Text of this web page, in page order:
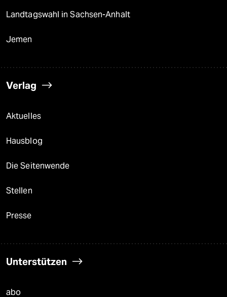
Landtagswahl in Sachsen-Anhalt
Jemen
Verlag
Aktuelles
Hausblog
Die Seitenwende
Stellen
Presse
Unterstützen
abo